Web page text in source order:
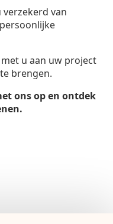
verzekerd van
u aan uw project
brengen.
ons op en ontdek